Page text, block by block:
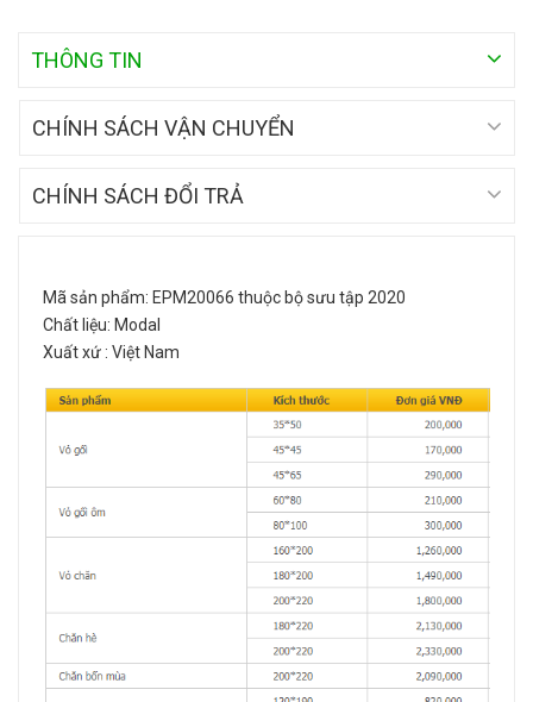
THÔNG TIN
CHÍNH SÁCH VẬN CHUYỂN
CHÍNH SÁCH ĐỔI TRẢ
Mã sản phẩm: EPM20066 thuộc bộ sưu tập 2020
Chất liệu: Modal
Xuất xứ : Việt Nam